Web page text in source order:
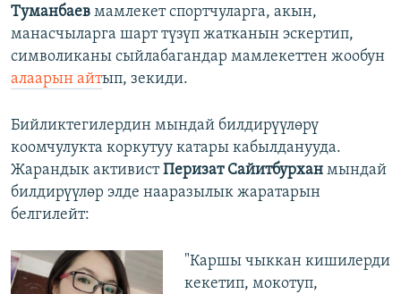
Туманбаев мамлекет спортчуларга, акын,
манасчыларга шарт түзүп жатканын эскертип,
символиканы сыйлабагандар мамлекеттен жообун
алаарын айтып, зекиди.
Бийликтегилердин мындай билдирүүлөрү
коомчулукта коркутуу катары кабылданууда.
Жарандык активистПеризат Сайитбурхан мындай
билдирүүлөр элде нааразылык жаратарын
белгилейт:
"Каршы чыккан кишилерди
кекетип, мокотуп,